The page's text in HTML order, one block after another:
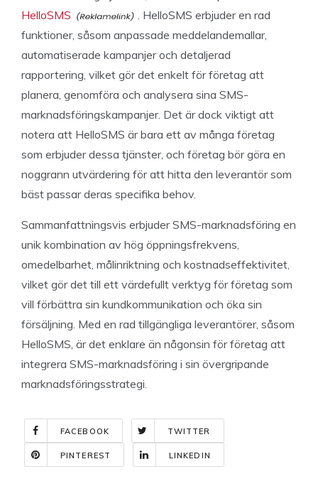
HelloSMS
. HelloSMS erbjuder en rad
funktioner, såsom anpassade meddelandemallar,
automatiserade kampanjer och detaljerad
rapportering, vilket gör det enkelt för företag att
planera, genomföra och analysera sina SMS-
marknadsföringskampanjer. Det är dock viktigt att
notera att HelloSMS är bara ett av många företag
som erbjuder dessa tjänster, och företag bör göra en
noggrann utvärdering för att hitta den leverantör som
bäst passar deras specifika behov.
Sammanfattningsvis erbjuder SMS-marknadsföring en
unik kombination av hög öppningsfrekvens,
omedelbarhet, målinriktning och kostnadseffektivitet,
vilket gör det till ett värdefullt verktyg för företag som
vill förbättra sin kundkommunikation och öka sin
försäljning. Med en rad tillgängliga leverantörer, såsom
HelloSMS, är det enklare än någonsin för företag att
integrera SMS-marknadsföring i sin övergripande
marknadsföringsstrategi.
FACEBOOK TWITTER
PINTEREST LINKEDIN